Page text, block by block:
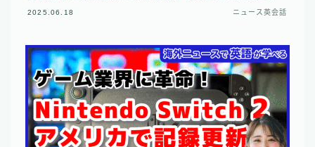
2025.06.18 ニュース英会話